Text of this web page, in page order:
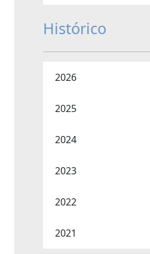
Histórico
2026
2025
2024
2023
2022
2021